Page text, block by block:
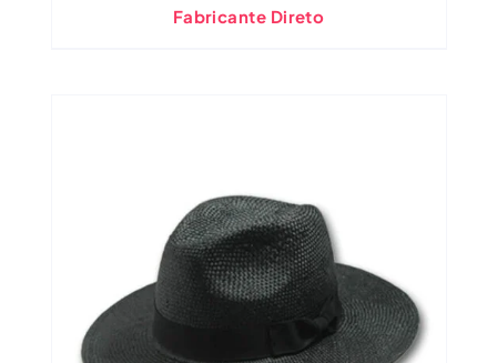
Fabricante Direto